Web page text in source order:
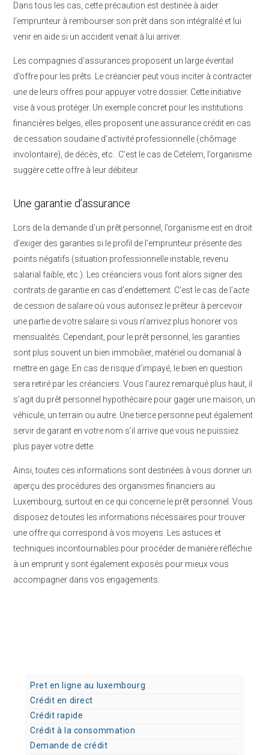
Dans tous les cas, cette précaution est destinée à aider
l’emprunteur à rembourser son prêt dans son intégralité et lui
venir en aide si un accident venait à lui arriver.
Les compagnies d’assurances proposent un large éventail
d’offre pour les prêts. Le créancier peut vous inciter à contracter
une de leurs offres pour appuyer votre dossier. Cette initiative
vise à vous protéger. Un exemple concret pour les institutions
financières belges, elles proposent une assurance crédit en cas
de cessation soudaine d’activité professionnelle (chômage
involontaire), de décès, etc. C’est le cas de Cetelem, l’organisme
suggère cette offre à leur débiteur.
Une garantie d’assurance
Lors de la demande d’un prêt personnel, l’organisme est en droit
d’exiger des garanties si le profil de l’emprunteur présente des
points négatifs (situation professionnelle instable, revenu
salarial faible, etc.). Les créanciers vous font alors signer des
contrats de garantie en cas d’endettement. C’est le cas de l’acte
de cession de salaire où vous autorisez le prêteur à percevoir
une partie de votre salaire si vous n’arrivez plus honorer vos
mensualités. Cependant, pour le prêt personnel, les garanties
sont plus souvent un bien immobilier, matériel ou domanial à
mettre en gage. En cas de risque d’impayé, le bien en question
sera retiré par les créanciers. Vous l’aurez remarqué plus haut, il
s’agit du prêt personnel hypothécaire pour gager une maison, un
véhicule, un terrain ou autre. Une tierce personne peut également
servir de garant en votre nom s’il arrive que vous ne puissiez
plus payer votre dette.
Ainsi, toutes ces informations sont destinées à vous donner un
aperçu des procédures des organismes financiers au
Luxembourg, surtout en ce qui concerne le prêt personnel. Vous
disposez de toutes les informations nécessaires pour trouver
une offre qui correspond à vos moyens. Les astuces et
techniques incontournables pour procéder de manière réfléchie
à un emprunt y sont également exposés pour mieux vous
accompagner dans vos engagements.
Pret en ligne au luxembourg
Crédit en direct
Crédit rapide
Crédit à la consommation
Demande de crédit